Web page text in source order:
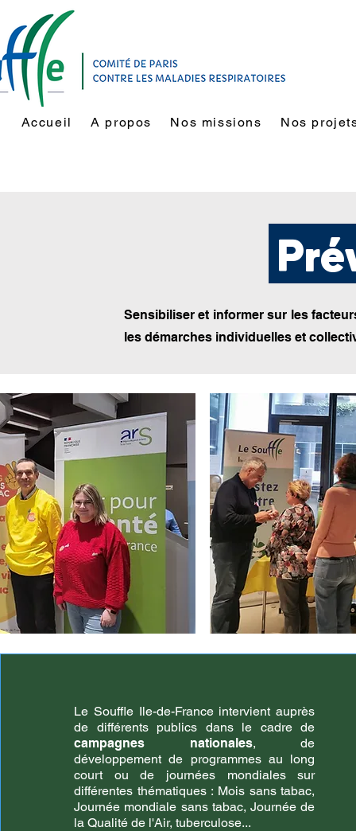
Accueil A propos Nos missions Nos
Sensibiliser et informer sur les
les démarches individuelles et
Le Souffle Ile-de-France intervient auprès
de différents publics dans le cadre de
campagnes nationales, de
développement de programmes au long
court ou de journées mondiales sur
différentes thématiques : Mois sans tabac,
Journée mondiale sans tabac, Journée de
la Qualité de l'Air, tuberculose...